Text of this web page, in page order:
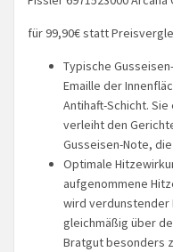
für 99,90€ statt
Typische
Emaille der
Antihaft-Schicht.
verleiht den
Gusseisen-Note,
Optimale
aufgenommene
wird verdunstender
gleichmäßig über
Bratgut besonders